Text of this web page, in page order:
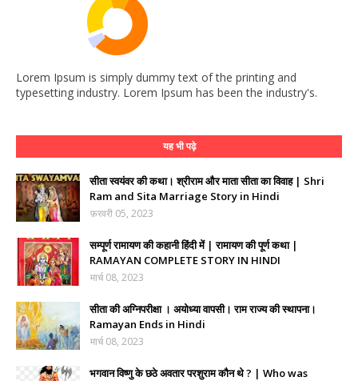
Lorem Ipsum is simply dummy text of the printing and
typesetting industry. Lorem Ipsum has been the industry's.
यह भी पढ़े
सीता स्वयंवर की कथा। श्रीराम और माता सीता का विवाह | Shri
Ram and Sita Marriage Story in Hindi
फ़रवरी 05, 2023
सम्पूर्ण रामायण की कहानी हिंदी में | रामायण की पूर्ण कथा |
RAMAYAN COMPLETE STORY IN HINDI
मार्च 08, 2023
सीता की अग्निपरीक्षा । अयोध्या वापसी। राम राज्य की स्थापना।
Ramayan Ends in Hindi
मार्च 08, 2023
भगवान विष्णु के छठे अवतार परशुराम कौन थे ? | Who was